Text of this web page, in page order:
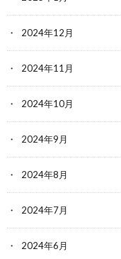
2024年12月
2024年11月
2024年10月
2024年9月
2024年8月
2024年7月
2024年6月